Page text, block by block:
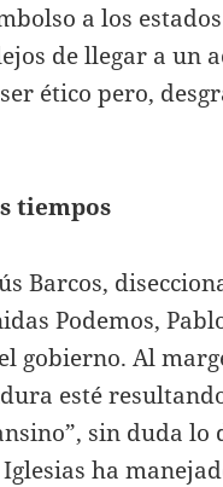
a los
de llegar a un
ético pero,
tiempos
Barcos,
Podemos,
gobierno. Al
esté
sin duda lo
ha